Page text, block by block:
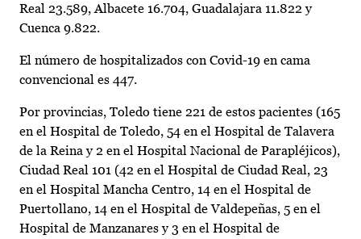
Real 23.589, Albacete 16.704, Guadalajara 11.822 y
Cuenca 9.822.
El número de hospitalizados con Covid-19 en cama
convencional es 447.
Por provincias, Toledo tiene 221 de estos pacientes (165
en el Hospital de Toledo, 54 en el Hospital de Talavera
de la Reina y 2 en el Hospital Nacional de Parapléjicos),
Ciudad Real 101 (42 en el Hospital de Ciudad Real, 23
en el Hospital Mancha Centro, 14 en el Hospital de
Puertollano, 14 en el Hospital de Valdepeñas, 5 en el
Hospital de Manzanares y 3 en el Hospital de